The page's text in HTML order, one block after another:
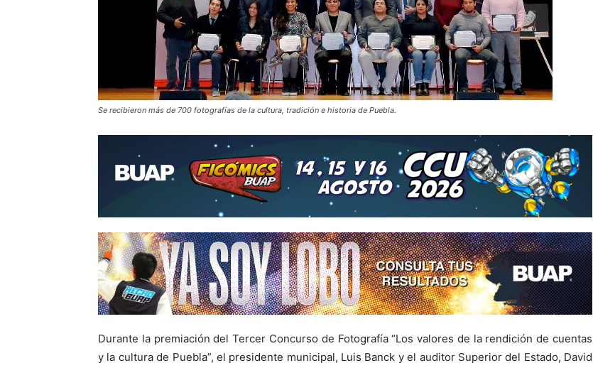
Se recibieron más de 700 fotografías de la cultura, tradición e historia de Puebla.
Durante la premiación del Tercer Concurso de Fotografía “Los valores de la rendición de cuentas
y la cultura de Puebla”, el presidente municipal, Luis Banck y el auditor Superior del Estado, David